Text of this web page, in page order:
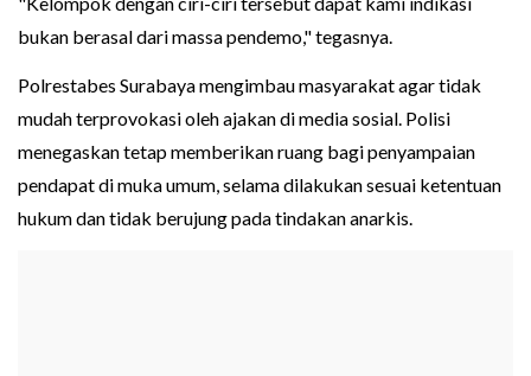
bukan berasal dari massa pendemo," tegasnya.
Polrestabes Surabaya mengimbau masyarakat agar tidak
mudah terprovokasi oleh ajakan di media sosial. Polisi
menegaskan tetap memberikan ruang bagi penyampaian
pendapat di muka umum, selama dilakukan sesuai ketentuan
hukum dan tidak berujung pada tindakan anarkis.